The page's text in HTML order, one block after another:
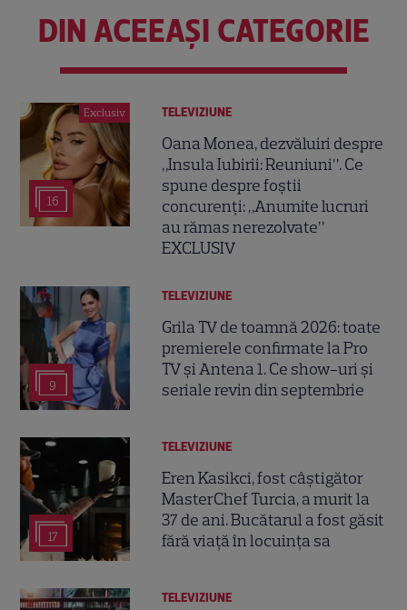
DIN ACEEAȘI CATEGORIE
Exclusiv
16
TELEVIZIUNE
Oana Monea, dezvăluiri despre
„Insula Iubirii: Reuniuni”. Ce
spune despre foștii
concurenți: „Anumite lucruri
au rămas nerezolvate”
EXCLUSIV
9
TELEVIZIUNE
Grila TV de toamnă 2026: toate
premierele confirmate la Pro
TV și Antena 1. Ce show-uri și
seriale revin din septembrie
17
TELEVIZIUNE
Eren Kasikci, fost câștigător
MasterChef Turcia, a murit la
37 de ani. Bucătarul a fost găsit
fără viață în locuința sa
TELEVIZIUNE